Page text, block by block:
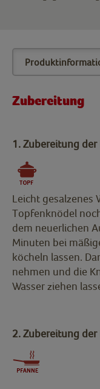
Zubereitung
1. Zubereitung der
Leicht gesalzenes
Topfenknödel
dem neuerlichen
Minuten bei
köcheln lassen.
nehmen und die
Wasser ziehen
2. Zubereitung der